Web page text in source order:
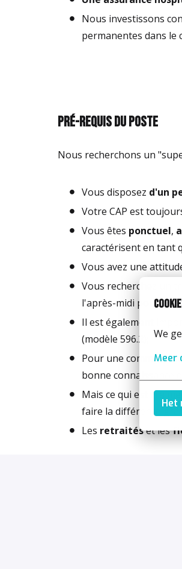
We
Meer
Het
Nous investissons
permanentes dans le
Pré-requis du poste
Nous recherchons un
Vous disposez d'un
Votre CAP est
Vous êtes ponctuel,
caractérisent en tant
Vous avez une
Vous recherchez un
l'après-midi pour
Il est également
(modèle 596.2);
Pour une
bonne connaissance
Mais ce qui est
faire la différence
Les retraitéset les